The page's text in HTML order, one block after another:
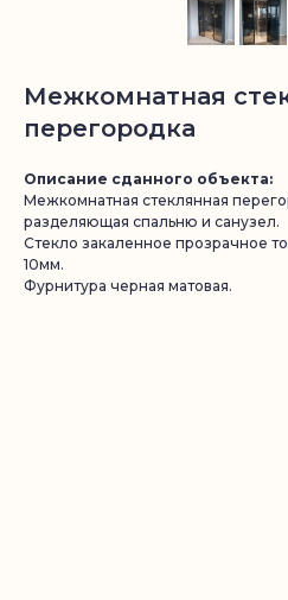
Межкомнатная
перегородка
Описание сданного объекта:
Межкомнатная стеклянная
разделяющая спальню и санузел.
Стекло закаленное прозрачное
10мм.
Фурнитура черная матовая.